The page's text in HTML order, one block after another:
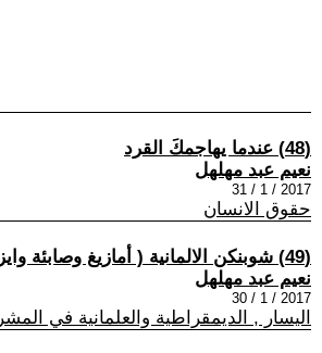
(48) عندما يهاجمكَ القرد
نعيم عبد مهلهل
2017 / 1 / 31
حقوق الانسان
(49) شوبنكن الالمانية ( أمازيغ وصابئة وايزيدين )
نعيم عبد مهلهل
2017 / 1 / 30
اليسار , الديمقراطية والعلمانية في